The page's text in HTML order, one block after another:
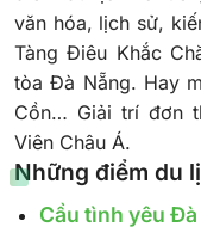
văn hóa, lịch sử,
Tàng Điêu Khắc
tòa Đà Nẵng. Hay
Cồn… Giải trí đơn
Viên Châu Á.
Những điểm du
Cầu tình yêu Đà